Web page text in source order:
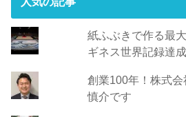
紙ふぶきで作る最
ギネス世界記録達成
創業100年！株式
慎介です